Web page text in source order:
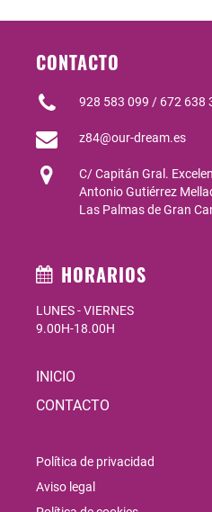
CONTACTO
928 583 099 / 672 638
z84@our-dream.es
C/ Capitán Gral.
Antonio Gutiérrez
Las Palmas de Gran
HORARIOS
LUNES - VIERNES
9.00H-18.00H
INICIO
CONTACTO
Política de privacidad
Aviso legal